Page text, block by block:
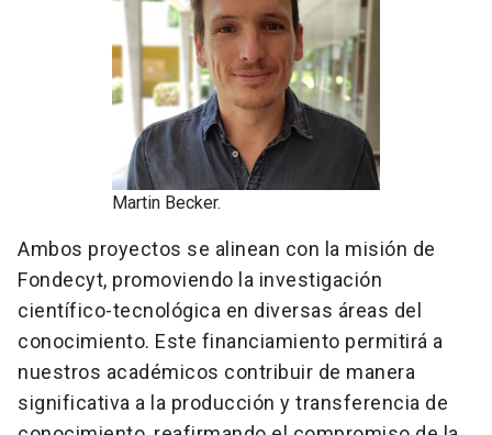
Martin Becker.
Ambos proyectos se alinean con la misión de
Fondecyt, promoviendo la investigación
científico-tecnológica en diversas áreas del
conocimiento. Este financiamiento permitirá a
nuestros académicos contribuir de manera
significativa a la producción y transferencia de